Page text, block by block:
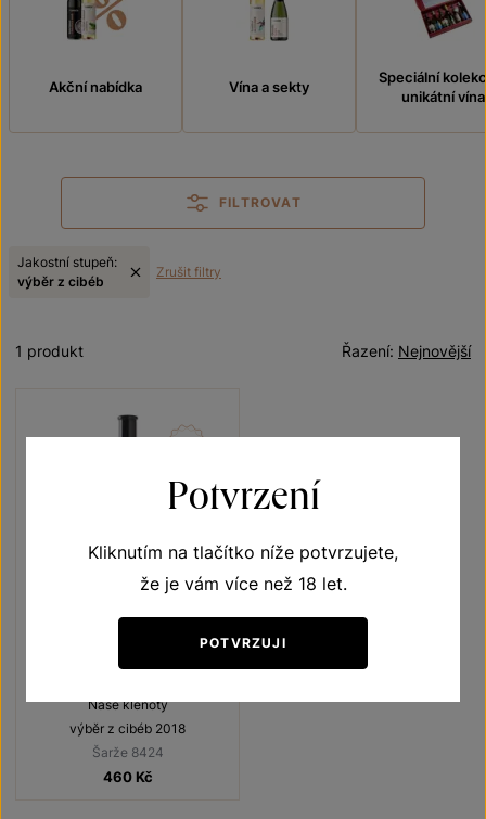
Akční nabídka Vína a sekty
Speciální
unikátní vína
FILTROVAT
Jakostní stupeň:
výběr z cibéb
Zrušit filtry
Nejnovější
Řazení:
1 produkt
Rulandské šedé
Naše klenoty
výběr z cibéb 2018
Šarže 8424
460 Kč
Potvrzení
Kliknutím na tlačítko níže potvrzujete,
že je vám více než 18 let.
POTVRZUJI